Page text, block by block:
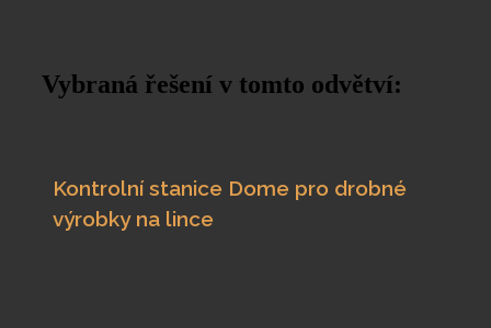
Vybraná řešenív tomto odvětví:
Kontrolní stanice Dome pro drobné
výrobky na lince